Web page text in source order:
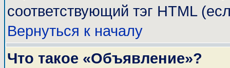
соответствующий тэг HTML
Вернуться к началу
Что такое «Объявление»?